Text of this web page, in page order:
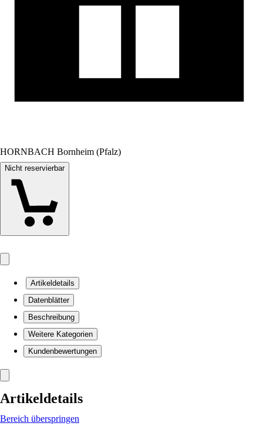
HORNBACH Bornheim (Pfalz)
Nicht reservierbar
Artikeldetails
Datenblätter
Beschreibung
Weitere Kategorien
Kundenbewertungen
Artikeldetails
Bereich überspringen